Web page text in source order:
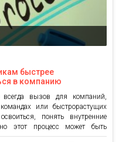
быстрее
в компанию
вызов для компаний,
или быстрорастущих
понять внутренние
этот процесс может быть
со стороны коллег. Именно